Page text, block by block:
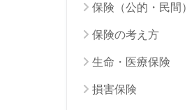
保険（公的・民間）
保険の考え方
生命・医療保険
損害保険